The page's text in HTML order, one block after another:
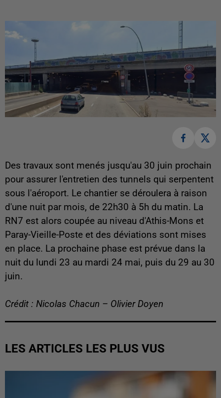
Des travaux sont menés jusqu'au 30 juin prochain
pour assurer l'entretien des tunnels qui serpentent
sous l'aéroport. Le chantier se déroulera à raison
d'une nuit par mois, de 22h30 à 5h du matin. La
RN7 est alors coupée au niveau d'Athis-Mons et
Paray-Vieille-Poste et des déviations sont mises
en place. La prochaine phase est prévue dans la
nuit du lundi 23 au mardi 24 mai, puis du 29 au 30
juin.
Crédit : Nicolas Chacun – Olivier Doyen
LES ARTICLES LES PLUS VUS